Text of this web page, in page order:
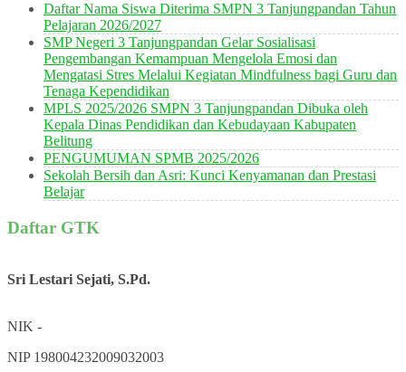
Daftar Nama Siswa Diterima SMPN 3 Tanjungpandan Tahun
Pelajaran 2026/2027
SMP Negeri 3 Tanjungpandan Gelar Sosialisasi
Pengembangan Kemampuan Mengelola Emosi dan
Mengatasi Stres Melalui Kegiatan Mindfulness bagi Guru dan
Tenaga Kependidikan
MPLS 2025/2026 SMPN 3 Tanjungpandan Dibuka oleh
Kepala Dinas Pendidikan dan Kebudayaan Kabupaten
Belitung
PENGUMUMAN SPMB 2025/2026
Sekolah Bersih dan Asri: Kunci Kenyamanan dan Prestasi
Belajar
Daftar GTK
Sri Lestari Sejati, S.Pd.
NIK -
NIP 198004232009032003